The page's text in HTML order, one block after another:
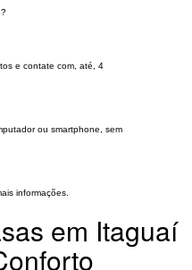
e contate com, até, 4
ou smartphone, sem
informações.
em Itaguaí